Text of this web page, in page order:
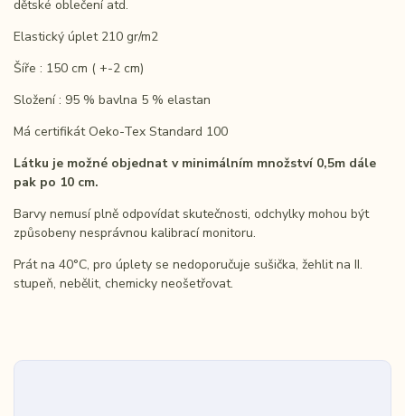
dětské oblečení atd.
Elastický úplet 210 gr/m2
Šíře : 150 cm ( +-2 cm)
Složení : 95 % bavlna 5 % elastan
Má certifikát Oeko-Tex Standard 100
Látku je možné objednat v minimálním množství 0,5m dále
pak po 10 cm.
Barvy nemusí plně odpovídat skutečnosti, odchylky mohou být
způsobeny nesprávnou kalibrací monitoru.
Prát na 40°C, pro úplety se nedoporučuje sušička, žehlit na II.
stupeň, nebělit, chemicky neošetřovat.